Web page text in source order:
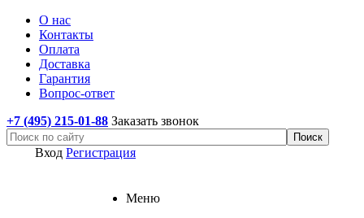
О нас
Контакты
Оплата
Доставка
Гарантия
Вопрос-ответ
+7 (495) 215-01-88 Заказать звонок
Вход Регистрация
Меню